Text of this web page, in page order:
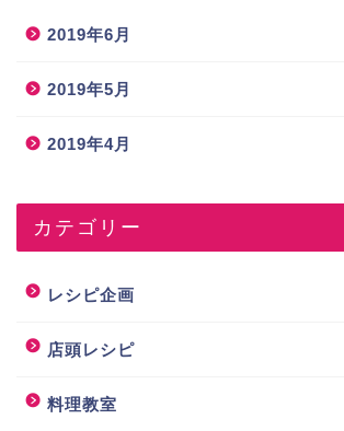
2019年6月
2019年5月
2019年4月
カテゴリー
レシピ企画
店頭レシピ
料理教室